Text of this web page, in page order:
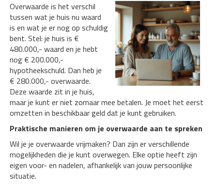
Overwaarde is het verschil
tussen wat je huis nu waard
is en wat je er nog op schuldig
bent. Stel: je huis is €
480.000,- waard en je hebt
nog € 200.000,-
hypotheekschuld. Dan heb je
€ 280.000,- overwaarde.
Deze waarde zit in je huis,
maar je kunt er niet zomaar mee betalen. Je moet het eerst
omzetten in beschikbaar geld dat je kunt gebruiken.
Praktische manieren om je overwaarde aan te spreken
Wil je je overwaarde vrijmaken? Dan zijn er verschillende
mogelijkheden die je kunt overwegen. Elke optie heeft zijn
eigen voor- en nadelen, afhankelijk van jouw persoonlijke
situatie.